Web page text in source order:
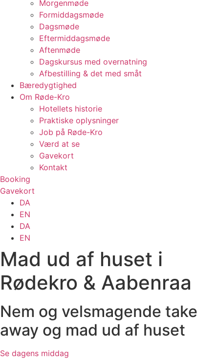
Morgenmøde
Formiddagsmøde
Dagsmøde
Eftermiddagsmøde
Aftenmøde
Dagskursus med overnatning
Afbestilling & det med småt
Bæredygtighed
Om Røde-Kro
Hotellets historie
Praktiske oplysninger
Job på Røde-Kro
Værd at se
Gavekort
Kontakt
Booking
Gavekort
DA
EN
DA
EN
Mad ud af huset i
Rødekro & Aabenraa
Nem og velsmagende take
away og mad ud af huset
Se dagens middag